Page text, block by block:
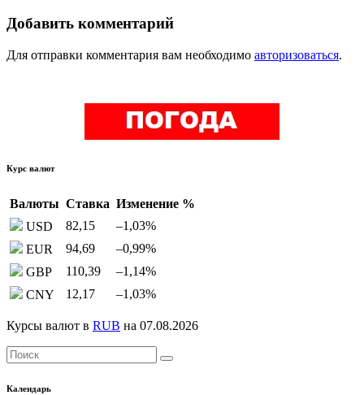
Добавить комментарий
Для отправки комментария вам необходимо авторизоваться.
Курс валют
Валюты Ставка Изменение %
USD
82,15 –1,03%
EUR
94,69 –0,99%
GBP
110,39 –1,14%
CNY
12,17 –1,03%
Курсы валют в RUB на 07.08.2026
Календарь